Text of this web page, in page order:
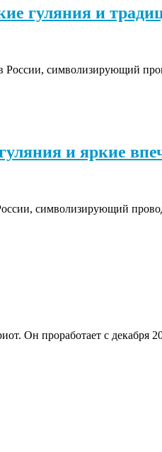
гуляния и
символизирующий
и яркие
символизирующий
Он проработает с декабря